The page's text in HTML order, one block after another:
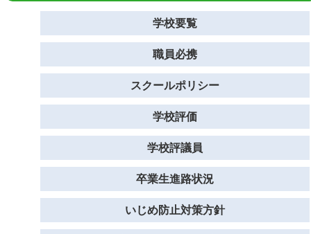
学校要覧
職員必携
スクールポリシー
学校評価
学校評議員
卒業生進路状況
いじめ防止対策方針